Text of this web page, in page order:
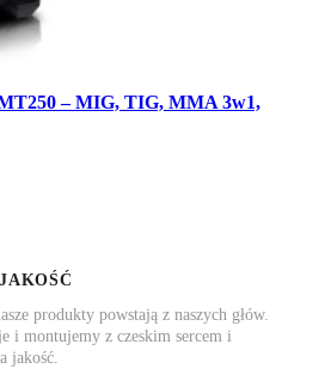
– MIG, TIG, MMA 3w1,
produkty powstają z naszych głów.
i montujemy z czeskim sercem i
jakość.